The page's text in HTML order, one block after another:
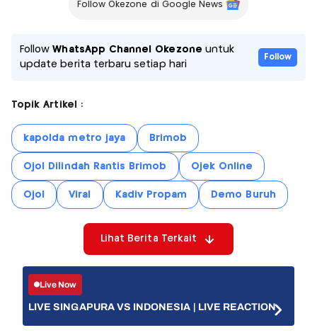
Follow Okezone di Google News
FollowWhatsApp Channel Okezone untuk
update berita terbaru setiap hari
Follow
Topik Artikel :
kapolda metro jaya Brimob
Ojol Dilindah Rantis Brimob Ojek Online
Ojol Viral Kadiv Propam Demo Buruh
Lihat Berita Terkait
Live Now
LIVE SINGAPURA VS INDONESIA | LIVE REACTION